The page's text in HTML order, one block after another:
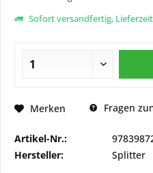
Sofort versandfertig,
Merken Fragen
Artikel-Nr.:
Hersteller:
Splitter